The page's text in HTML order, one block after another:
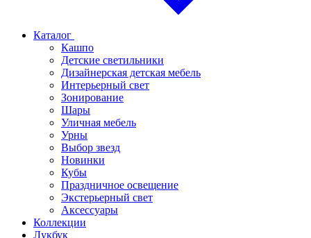
Каталог
Кашпо
Детские светильники
Дизайнерская детская мебель
Интерьерный свет
Зонирование
Шары
Уличная мебель
Урны
Выбор звезд
Новинки
Кубы
Праздничное освещение
Экстерьерный свет
Аксессуары
Коллекции
Лукбук